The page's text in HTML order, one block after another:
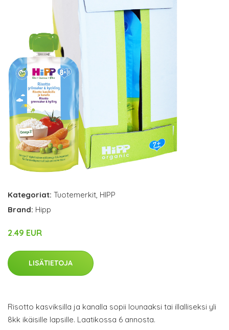
Kategoriat: Tuotemerkit, HIPP
Brand: Hipp
2.49 EUR
LISÄTIETOJA
Risotto kasviksilla ja kanalla sopii lounaaksi tai illalliseksi yli
8kk ikäisille lapsille. Laatikossa 6 annosta.